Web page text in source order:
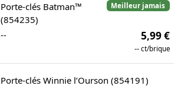
Meilleur jamais
Porte-clés Batman™
(854235)
--
5,99 €
-- ct/brique
Porte-clés Winnie l’Ourson (854191)